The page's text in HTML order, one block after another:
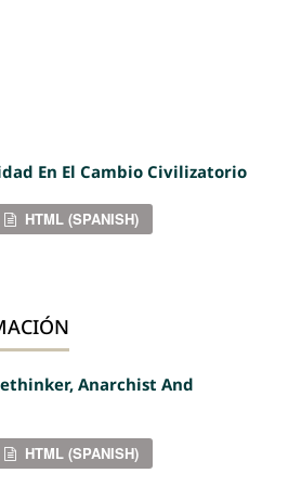
En El Cambio Civilizatorio
HTML (SPANISH)
Anarchist And
HTML (SPANISH)